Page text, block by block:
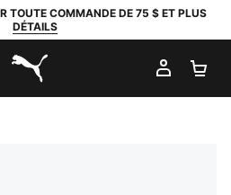
TOUTE COMMANDE DE 75 $ ET PLUS
DÉTAILS
PUMA.com
MON